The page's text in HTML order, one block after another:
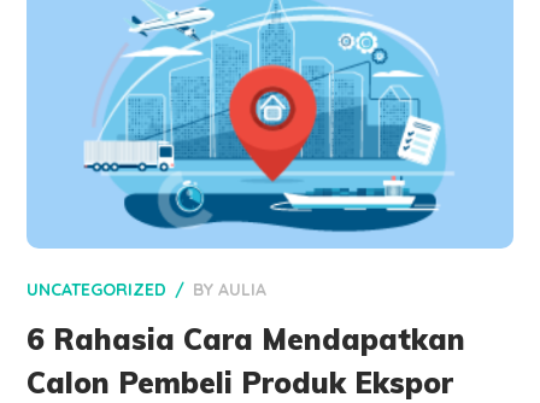
UNCATEGORIZED BYAULIA
6 Rahasia Cara Mendapatkan
Calon Pembeli Produk Ekspor